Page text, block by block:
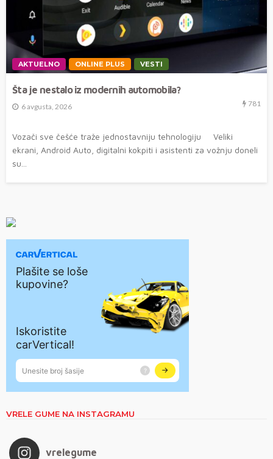
AKTUELNO ONLINE PLUS VESTI
Šta je nestalo iz modernih automobila?
6 avgusta, 2026 781
Vozači sve češće traže jednostavniju tehnologiju Veliki
ekrani, Android Auto, digitalni kokpiti i asistenti za vožnju doneli
su...
VRELE GUME NA INSTAGRAMU
vrelegume